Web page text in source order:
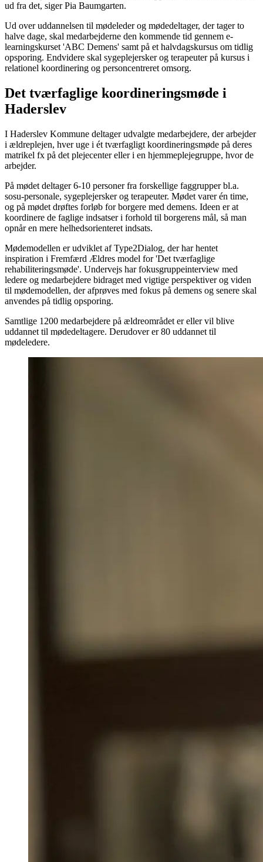
ud fra det, siger Pia Baumgarten.
Ud over uddannelsen til mødeleder og mødedeltager, der tager to
halve dage, skal medarbejderne den kommende tid gennem e-
learningskurset 'ABC Demens' samt på et halvdagskursus om tidlig
opsporing. Endvidere skal sygeplejersker og terapeuter på kursus i
relationel koordinering og personcentreret omsorg.
Det tværfaglige koordineringsmøde i
Haderslev
I Haderslev Kommune deltager udvalgte medarbejdere, der arbejder
i ældreplejen, hver uge i ét tværfagligt koordineringsmøde på deres
matrikel fx på det plejecenter eller i en hjemmeplejegruppe, hvor de
arbejder.
På mødet deltager 6-10 personer fra forskellige faggrupper bl.a.
sosu-personale, sygeplejersker og terapeuter. Mødet varer én time,
og på mødet drøftes forløb for borgere med demens. Ideen er at
koordinere de faglige indsatser i forhold til borgerens mål, så man
opnår en mere helhedsorienteret indsats.
Mødemodellen er udviklet af Type2Dialog, der har hentet
inspiration i Fremfærd Ældres model for 'Det tværfaglige
rehabiliteringsmøde'. Undervejs har fokusgruppeinterview med
ledere og medarbejdere bidraget med vigtige perspektiver og viden
til mødemodellen, der afprøves med fokus på demens og senere skal
anvendes på tidlig opsporing.
Samtlige 1200 medarbejdere på ældreområdet er eller vil blive
uddannet til mødedeltagere. Derudover er 80 uddannet til
mødeledere.